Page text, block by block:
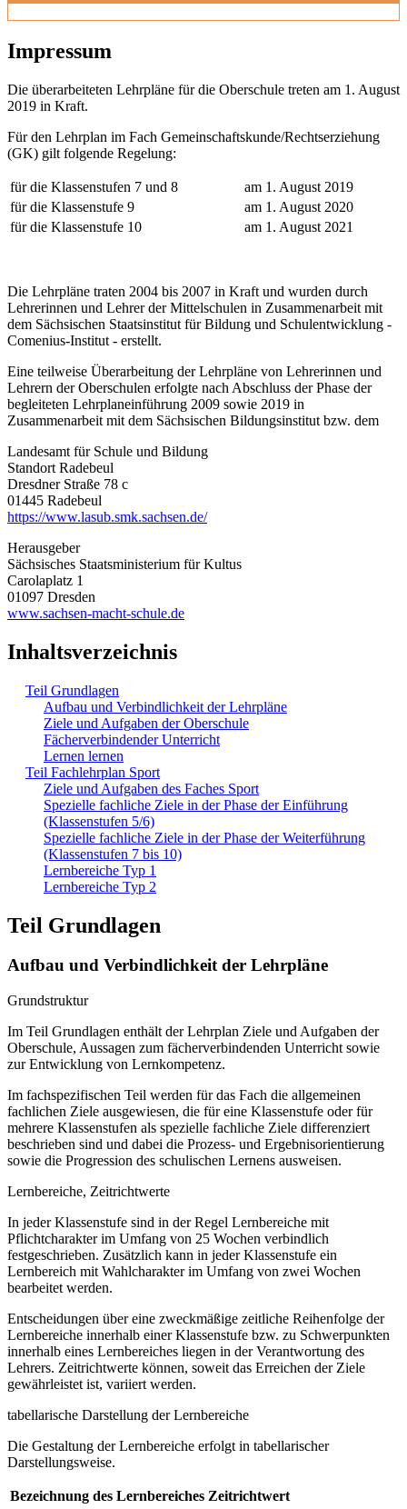
Impressum
Die überarbeiteten Lehrpläne für die Oberschule treten am 1. August
2019 in Kraft.
Für den Lehrplan im Fach Gemeinschaftskunde/Rechtserziehung
(GK) gilt folgende Regelung:
für die Klassenstufen 7 und 8
am 1. August 2019
für die Klassenstufe 9
am 1. August 2020
für die Klassenstufe 10
am 1. August 2021
Die Lehrpläne traten 2004 bis 2007 in Kraft und wurden durch
Lehrerinnen und Lehrer der Mittelschulen in Zusammenarbeit mit
dem Sächsischen Staatsinstitut für Bildung und Schulentwicklung -
Comenius-Institut - erstellt.
Eine teilweise Überarbeitung der Lehrpläne von Lehrerinnen und
Lehrern der Oberschulen erfolgte nach Abschluss der Phase der
begleiteten Lehrplaneinführung 2009 sowie 2019 in
Zusammenarbeit mit dem Sächsischen Bildungsinstitut bzw. dem
Landesamt für Schule und Bildung
Standort Radebeul
Dresdner Straße 78 c
01445 Radebeul
https://www.lasub.smk.sachsen.de/
Herausgeber
Sächsisches Staatsministerium für Kultus
Carolaplatz 1
01097 Dresden
www.sachsen-macht-schule.de
Inhaltsverzeichnis
Teil Grundlagen
Aufbau und Verbindlichkeit der Lehrpläne
Ziele und Aufgaben der Oberschule
Fächerverbindender Unterricht
Lernen lernen
Teil Fachlehrplan Sport
Ziele und Aufgaben des Faches Sport
Spezielle fachliche Ziele in der Phase der Einführung
(Klassenstufen 5/6)
Spezielle fachliche Ziele in der Phase der Weiterführung
(Klassenstufen 7 bis 10)
Lernbereiche Typ 1
Lernbereiche Typ 2
Teil Grundlagen
Aufbau und Verbindlichkeit der Lehrpläne
Grundstruktur
Im Teil Grundlagen enthält der Lehrplan Ziele und Aufgaben der
Oberschule, Aussagen zum fächerverbindenden Unterricht sowie
zur Entwicklung von Lernkompetenz.
Im fachspezifischen Teil werden für das Fach die allgemeinen
fachlichen Ziele ausgewiesen, die für eine Klassenstufe oder für
mehrere Klassenstufen als spezielle fachliche Ziele differenziert
beschrieben sind und dabei die Prozess- und Ergebnisorientierung
sowie die Progression des schulischen Lernens ausweisen.
Lernbereiche, Zeitrichtwerte
In jeder Klassenstufe sind in der Regel Lernbereiche mit
Pflichtcharakter im Umfang von 25 Wochen verbindlich
festgeschrieben. Zusätzlich kann in jeder Klassenstufe ein
Lernbereich mit Wahlcharakter im Umfang von zwei Wochen
bearbeitet werden.
Entscheidungen über eine zweckmäßige zeitliche Reihenfolge der
Lernbereiche innerhalb einer Klassenstufe bzw. zu Schwerpunkten
innerhalb eines Lernbereiches liegen in der Verantwortung des
Lehrers. Zeitrichtwerte können, soweit das Erreichen der Ziele
gewährleistet ist, variiert werden.
tabellarische Darstellung der Lernbereiche
Die Gestaltung der Lernbereiche erfolgt in tabellarischer
Darstellungsweise.
Bezeichnung des Lernbereiches Zeitrichtwert